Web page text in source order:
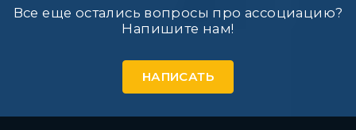
Все еще остались вопросы про ассоциацию?
Напишите нам!
НАПИСАТЬ